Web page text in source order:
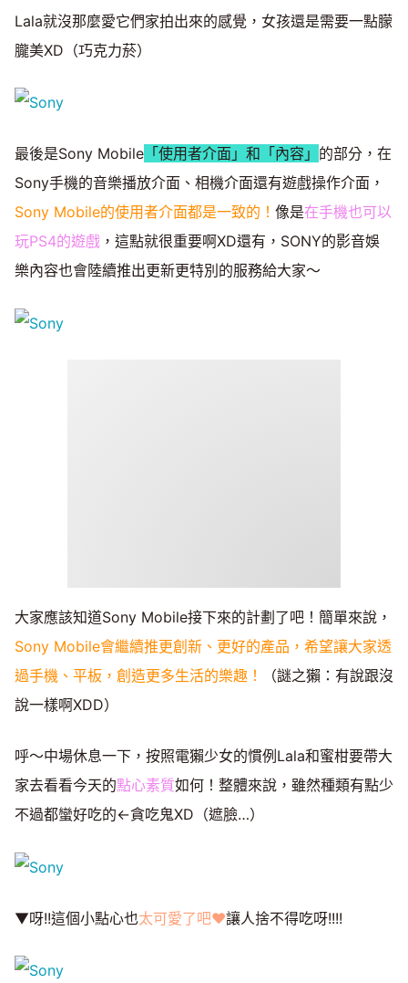
Lala就沒那麼愛它們家拍出來的感覺，女孩還是需要一點朦
朧美XD（巧克力菸）
最後是Sony Mobile 「使用者介面」和「內容」 的部分，在
Sony手機的音樂播放介面、相機介面還有遊戲操作介面，
Sony Mobile的使用者介面都是一致的！ 像是在手機也可以
玩PS4的遊戲 ，這點就很重要啊XD還有，SONY的影音娛
樂內容也會陸續推出更新更特別的服務給大家～
大家應該知道Sony Mobile接下來的計劃了吧！簡單來說，
Sony Mobile會繼續推更創新、更好的產品，希望讓大家透
過手機、平板，創造更多生活的樂趣！
（謎之獺：有說跟沒
說一樣啊XDD）
呼～中場休息一下，按照電獺少女的慣例Lala和蜜柑要帶大
家去看看今天的點心素質如何！整體來說，雖然種類有點少
不過都蠻好吃的←貪吃鬼XD（遮臉…）
▼呀!!這個小點心也太可愛了吧♥讓人捨不得吃呀!!!!